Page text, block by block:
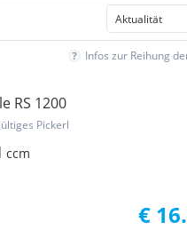
Infos zur Reihung
RS 1200
Pickerl
ccm
€